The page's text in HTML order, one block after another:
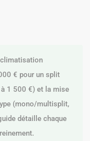
€ pour un split
1 500 €) et la mise
(mono/multisplit,
détaille chaque